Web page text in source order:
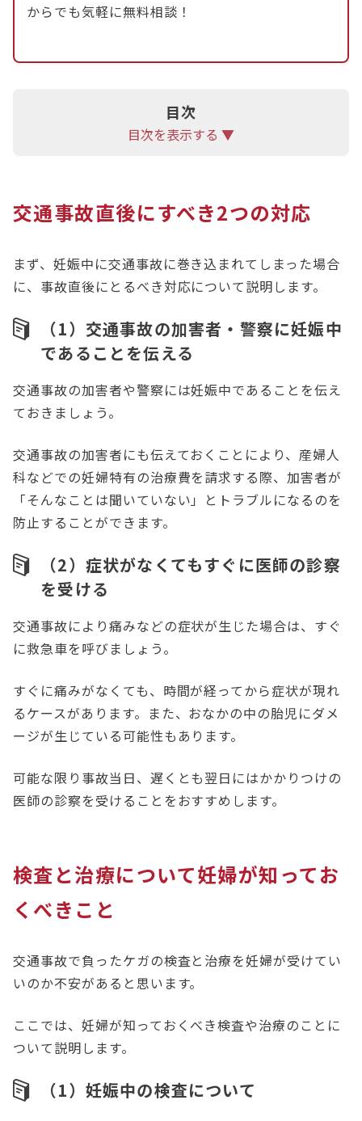
からでも気軽に無料相談！
目次
目次を表示する ▼
交通事故直後にすべき2つの対応
まず、妊娠中に交通事故に巻き込まれてしまった場合
に、事故直後にとるべき対応について説明します。
（1）交通事故の加害者・警察に妊娠中
であることを伝える
交通事故の加害者や警察には妊娠中であることを伝え
ておきましょう。
交通事故の加害者にも伝えておくことにより、産婦人
科などでの妊婦特有の治療費を請求する際、加害者が
「そんなことは聞いていない」とトラブルになるのを
防止することができます。
（2）症状がなくてもすぐに医師の診察
を受ける
交通事故により痛みなどの症状が生じた場合は、すぐ
に救急車を呼びましょう。
すぐに痛みがなくても、時間が経ってから症状が現れ
るケースがあります。また、おなかの中の胎児にダメ
ージが生じている可能性もあります。
可能な限り事故当日、遅くとも翌日にはかかりつけの
医師の診察を受けることをおすすめします。
検査と治療について妊婦が知ってお
くべきこと
交通事故で負ったケガの検査と治療を妊婦が受けてい
いのか不安があると思います。
ここでは、妊婦が知っておくべき検査や治療のことに
ついて説明します。
（1）妊娠中の検査について